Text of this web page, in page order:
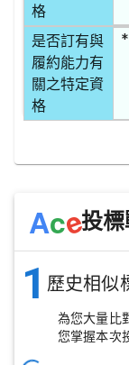
格
是否訂有與
履約能力有
關之特定資
格
Ace投
1 歷史相似
為您大量比
您掌握本次